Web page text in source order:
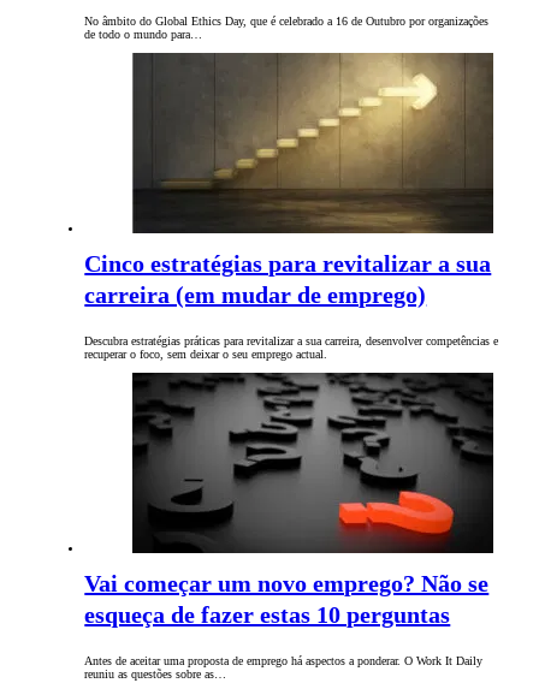
No âmbito do Global Ethics Day, que é celebrado a 16 de Outubro por organizações
de todo o mundo para…
Cinco estratégias para revitalizar a sua
carreira (em mudar de emprego)
Descubra estratégias práticas para revitalizar a sua carreira, desenvolver competências e
recuperar o foco, sem deixar o seu emprego actual.
Vai começar um novo emprego? Não se
esqueça de fazer estas 10 perguntas
Antes de aceitar uma proposta de emprego há aspectos a ponderar. O Work It Daily
reuniu as questões sobre as…